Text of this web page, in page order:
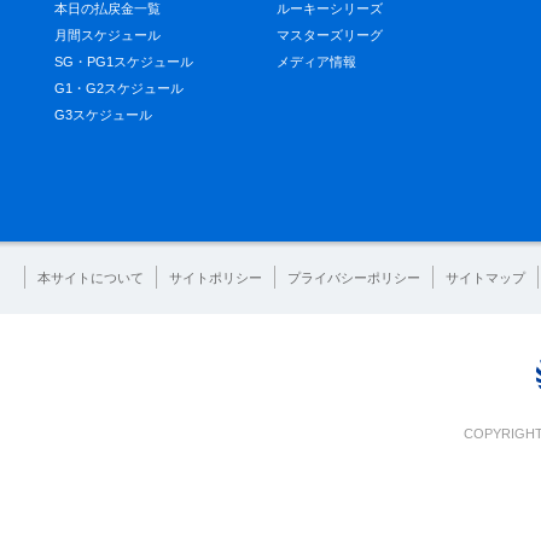
本日の払戻金一覧
月間スケジュール
SG・PG1スケジュール
G1・G2スケジュール
G3スケジュール
ルーキーシリーズ
マスターズリーグ
メディア情報
本サイトについて サイトポリシー プライバシーポリシー サイトマップ